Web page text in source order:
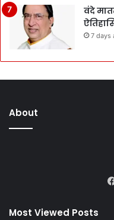
वंदे
7 days
About
Most Viewed Posts